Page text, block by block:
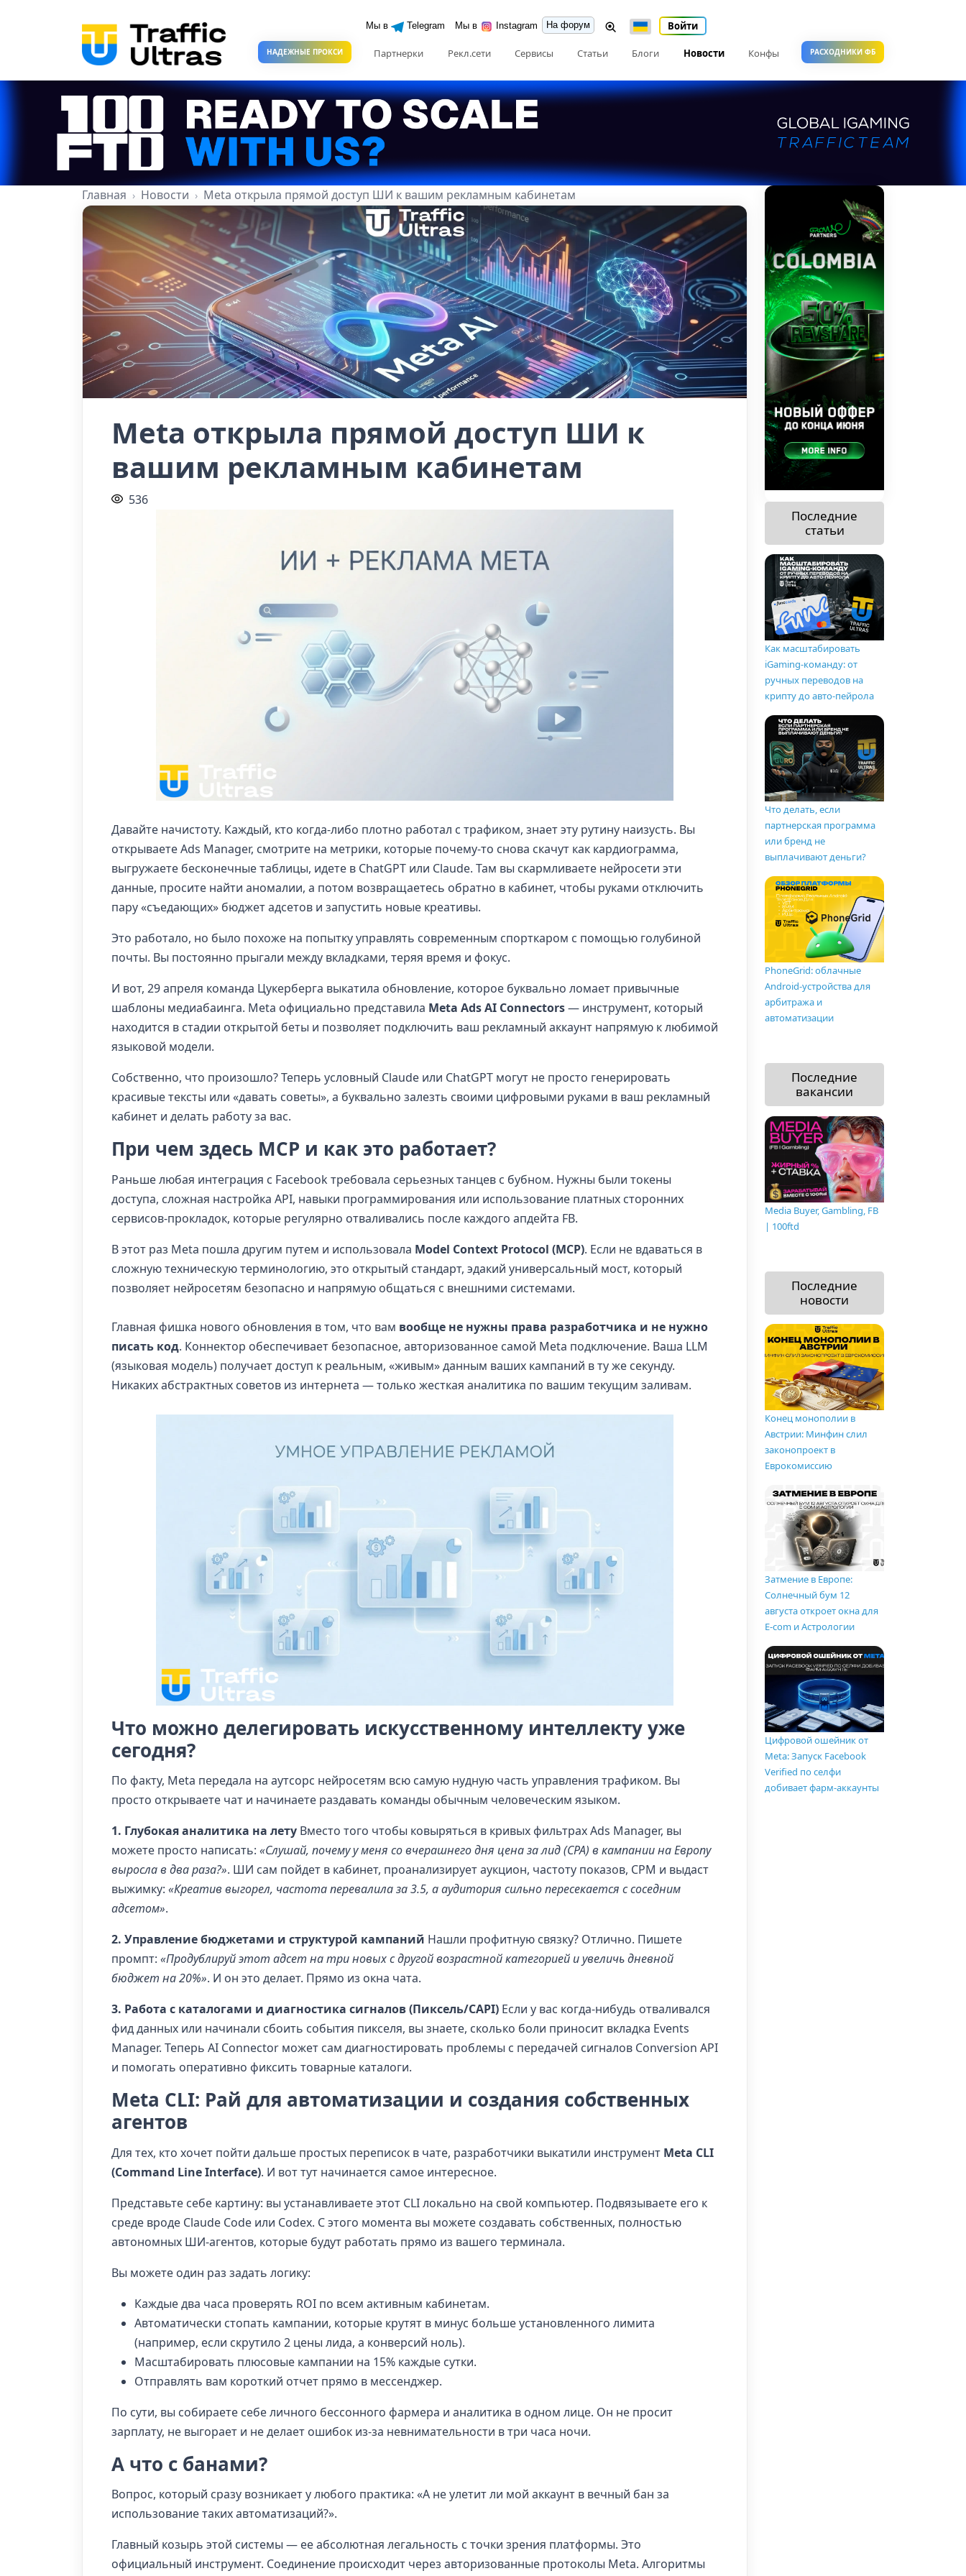
Мы в Telegram Мы в Instagram На форум Войти
НАДЕЖНЫЕ ПРОКСИ Партнерки Рекл.сети Сервисы Статьи Блоги Новости Конфы РАСХОДНИКИ ФБ
Главная Новости Meta открыла прямой доступ ШИ к вашим рекламным кабинетам
Meta открыла прямой доступ ШИ к
вашим рекламным кабинетам
536
Давайте начистоту. Каждый, кто когда-либо плотно работал с трафиком, знает эту рутину наизусть. Вы
открываете Ads Manager, смотрите на метрики, которые почему-то снова скачут как кардиограмма,
выгружаете бесконечные таблицы, идете в ChatGPT или Claude. Там вы скармливаете нейросети эти
данные, просите найти аномалии, а потом возвращаетесь обратно в кабинет, чтобы руками отключить
пару «съедающих» бюджет адсетов и запустить новые креативы.
Это работало, но было похоже на попытку управлять современным спорткаром с помощью голубиной
почты. Вы постоянно прыгали между вкладками, теряя время и фокус.
И вот, 29 апреля команда Цукерберга выкатила обновление, которое буквально ломает привычные
шаблоны медиабаинга. Meta официально представила Meta Ads AI Connectors— инструмент, который
находится в стадии открытой беты и позволяет подключить ваш рекламный аккаунт напрямую к любимой
языковой модели.
Собственно, что произошло? Теперь условный Claude или ChatGPT могут не просто генерировать
красивые тексты или «давать советы», а буквально залезть своими цифровыми руками в ваш рекламный
кабинет и делать работу за вас.
При чем здесь MCP и как это работает?
Раньше любая интеграция с Facebook требовала серьезных танцев с бубном. Нужны были токены
доступа, сложная настройка API, навыки программирования или использование платных сторонних
сервисов-прокладок, которые регулярно отваливались после каждого апдейта FB.
В этот раз Meta пошла другим путем и использовала Model Context Protocol (MCP). Если не вдаваться в
сложную техническую терминологию, это открытый стандарт, эдакий универсальный мост, который
позволяет нейросетям безопасно и напрямую общаться с внешними системами.
Главная фишка нового обновления в том, что вам вообще не нужны права разработчика и не нужно
писать код. Коннектор обеспечивает безопасное, авторизованное самой Meta подключение. Ваша LLM
(языковая модель) получает доступ к реальным, «живым» данным ваших кампаний в ту же секунду.
Никаких абстрактных советов из интернета — только жесткая аналитика по вашим текущим заливам.
Что можно делегировать искусственному интеллекту уже
сегодня?
По факту, Meta передала на аутсорс нейросетям всю самую нудную часть управления трафиком. Вы
просто открываете чат и начинаете раздавать команды обычным человеческим языком.
1. Глубокая аналитика на лету Вместо того чтобы ковыряться в кривых фильтрах Ads Manager, вы
можете просто написать: «Слушай, почему у меня со вчерашнего дня цена за лид (CPA) в кампании на Европу
выросла в два раза?». ШИ сам пойдет в кабинет, проанализирует аукцион, частоту показов, CPM и выдаст
выжимку: «Креатив выгорел, частота перевалила за 3.5, а аудитория сильно пересекается с соседним
адсетом».
2. Управление бюджетами и структурой кампаний Нашли профитную связку? Отлично. Пишете
промпт: «Продублируй этот адсет на три новых с другой возрастной категорией и увеличь дневной
бюджет на 20%». И он это делает. Прямо из окна чата.
3. Работа с каталогами и диагностика сигналов (Пиксель/CAPI) Если у вас когда-нибудь отваливался
фид данных или начинали сбоить события пикселя, вы знаете, сколько боли приносит вкладка Events
Manager. Теперь AI Connector может сам диагностировать проблемы с передачей сигналов Conversion API
и помогать оперативно фиксить товарные каталоги.
Meta CLI: Рай для автоматизации и создания собственных
агентов
Для тех, кто хочет пойти дальше простых переписок в чате, разработчики выкатили инструмент Meta CLI
(Command Line Interface). И вот тут начинается самое интересное.
Представьте себе картину: вы устанавливаете этот CLI локально на свой компьютер. Подвязываете его к
среде вроде Claude Code или Codex. С этого момента вы можете создавать собственных, полностью
автономных ШИ-агентов, которые будут работать прямо из вашего терминала.
Вы можете один раз задать логику:
Каждые два часа проверять ROI по всем активным кабинетам.
Автоматически стопать кампании, которые крутят в минус больше установленного лимита
(например, если скрутило 2 цены лида, а конверсий ноль).
Масштабировать плюсовые кампании на 15% каждые сутки.
Отправлять вам короткий отчет прямо в мессенджер.
По сути, вы собираете себе личного бессонного фармера и аналитика в одном лице. Он не просит
зарплату, не выгорает и не делает ошибок из-за невнимательности в три часа ночи.
А что с банами?
Вопрос, который сразу возникает у любого практика: «А не улетит ли мой аккаунт в вечный бан за
использование таких автоматизаций?».
Главный козырь этой системы — ее абсолютная легальность с точки зрения платформы. Это
официальный инструмент. Соединение происходит через авторизованные протоколы Meta. Алгоритмы
Последние
статьи
Как масштабировать
iGaming-команду: от
ручных переводов на
крипту до авто-пейрола
Что делать, если
партнерская программа
или бренд не
выплачивают деньги?
PhoneGrid: облачные
Android-устройства для
арбитража и
автоматизации
Последние
вакансии
Media Buyer, Gambling, FB
| 100ftd
Последние
новости
Конец монополии в
Австрии: Минфин слил
законопроект в
Еврокомиссию
Затмение в Европе:
Солнечный бум 12
августа откроет окна для
E-com и Астрологии
Цифровой ошейник от
Meta: Запуск Facebook
Verified по селфи
добивает фарм-аккаунты